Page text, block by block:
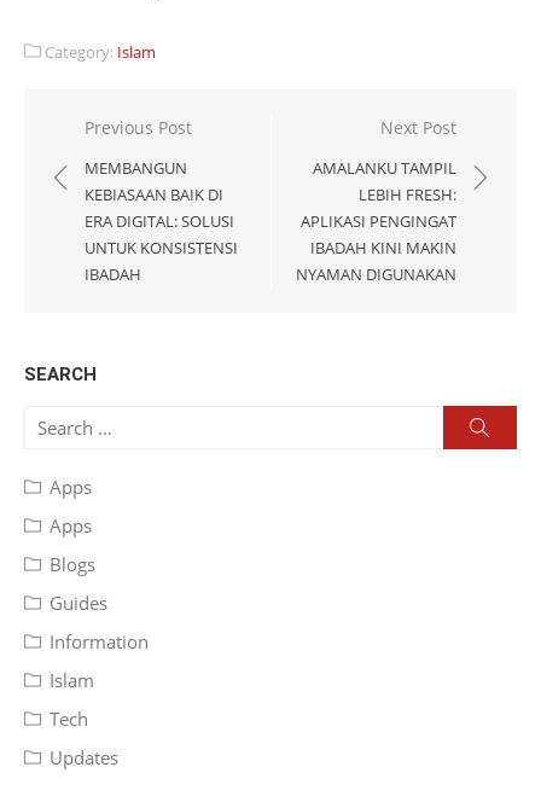
Category: Islam
Post
navigation
Previous Post
MEMBANGUN
KEBIASAAN BAIK DI
ERA DIGITAL: SOLUSI
UNTUK KONSISTENSI
IBADAH
Next Post
AMALANKU TAMPIL
LEBIH FRESH:
APLIKASI PENGINGAT
IBADAH KINI MAKIN
NYAMAN DIGUNAKAN
SEARCH
Search
Apps
Apps
Blogs
Guides
Information
Islam
Tech
Updates